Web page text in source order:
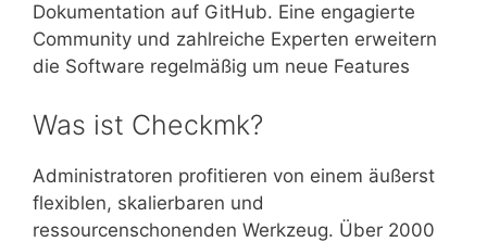
Dokumentation auf GitHub. Eine engagierte
Community und zahlreiche Experten erweitern
die Software regelmäßig um neue Features
Was ist Checkmk?
Administratoren profitieren von einem äußerst
flexiblen, skalierbaren und
ressourcenschonenden Werkzeug. Über 2000